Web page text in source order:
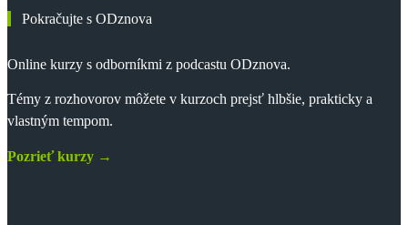
Pokračujte s ODznova
Online kurzy s odborníkmi z podcastu ODznova.
Témy z rozhovorov môžete v kurzoch prejsť hlbšie, prakticky a
vlastným tempom.
Pozrieť kurzy →